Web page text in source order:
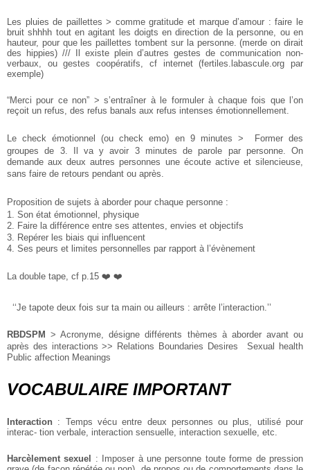
Les pluies de paillettes > comme gratitude et marque d’amour : faire le
bruit shhhh tout en agitant les doigts en direction de la personne, ou en
hauteur, pour que les paillettes tombent sur la personne. (merde on dirait
des hippies) /// Il existe plein d’autres gestes de communication non-
verbaux, ou gestes coopératifs, cf internet (fertiles.labascule.org par
exemple)
“Merci pour ce non” > s’entraîner à le formuler à chaque fois que l’on
reçoit un refus, des refus banals aux refus intenses émotionnellement.
Le check émotionnel (ou check emo) en 9 minutes > Former des
groupes de 3. Il va y avoir 3 minutes de parole par personne. On
demande aux deux autres personnes une écoute active et silencieuse,
sans faire de retours pendant ou après.
Proposition de sujets à aborder pour chaque personne :
1. Son état émotionnel, physique
2. Faire la différence entre ses attentes, envies et objectifs
3. Repérer les biais qui influencent
4. Ses peurs et limites personnelles par rapport à l’évènement
La double tape, cf p.15 ❤️ ❤️
‘‘Je tapote deux fois sur ta main ou ailleurs : arrête l’interaction.’’
RBDSPM > Acronyme, désigne différents thèmes à aborder avant ou
après des interactions >> Relations Boundaries Desires Sexual health
Public affection Meanings
VOCABULAIRE IMPORTANT
Interaction : Temps vécu entre deux personnes ou plus, utilisé pour
interac- tion verbale, interaction sensuelle, interaction sexuelle, etc.
Harcèlement sexuel
: Imposer à une personne toute forme de pression